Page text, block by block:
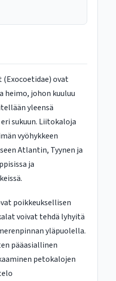
ovat
heimo, johon kuuluu
yleensä
sukuun. Liitokaloja
vyöhykkeen
Atlantin, Tyynen ja
ja
poikkeuksellisen
voivat tehdä lyhyitä
yläpuolella.
pääasiallinen
petokalojen